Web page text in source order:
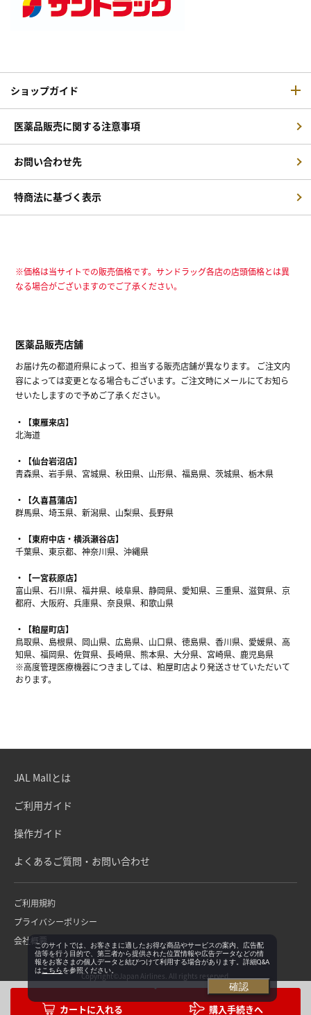
購入手続きへ
ショップガイド
医薬品販売に関する注意事項
お問い合わせ先
特商法に基づく表示
※価格は当サイトでの販売価格です。サンドラッグ各店の店頭価格とは異
なる場合がございますのでご了承ください。
医薬品販売店舗
お届け先の都道府県によって、担当する販売店舗が異なります。 ご注文内
容によっては変更となる場合もございます。ご注文時にメールにてお知ら
せいたしますので予めご了承ください。
【東雁来店】
北海道
【仙台岩沼店】
青森県、岩手県、宮城県、秋田県、山形県、福島県、茨城県、栃木県
【久喜菖蒲店】
群馬県、埼玉県、新潟県、山梨県、長野県
【東府中店・横浜瀬谷店】
千葉県、東京都、神奈川県、沖縄県
【一宮萩原店】
富山県、石川県、福井県、岐阜県、静岡県、愛知県、三重県、滋賀県、京
都府、大阪府、兵庫県、奈良県、和歌山県
【粕屋町店】
鳥取県、島根県、岡山県、広島県、山口県、徳島県、香川県、愛媛県、高
知県、福岡県、佐賀県、長崎県、熊本県、大分県、宮崎県、鹿児島県
※高度管理医療機器につきましては、粕屋町店より発送させていただいて
おります。
JAL Mallとは
ご利用ガイド
操作ガイド
よくあるご質問・お問い合わせ
ご利用規約
プライバシーポリシー
会社概要
Copyright©Japan Airlines. All rights reserved.
このサイトでは、お客さまに適したお得な商品やサービスの案内、広告配
信等を行う目的で、第三者から提供された位置情報や広告データなどの情
報をお客さまの個人データと結びつけて利用する場合があります。詳細Q&A
は こちらを参照ください。
確認